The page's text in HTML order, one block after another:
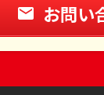
お問い